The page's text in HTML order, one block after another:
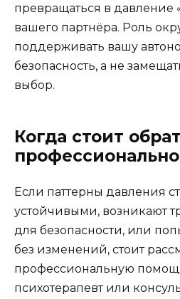
превращаться в давление
вашего партнёра. Роль
поддерживать вашу
безопасность, а не
выбор.
Когда стоит
Если паттерны давления
устойчивыми, возникают
для безопасности, или
без изменений, стоит
профессиональную
психотерапевт или